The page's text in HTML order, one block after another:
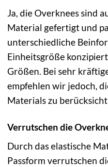
Ja, die Overknees sind
Material gefertigt und
unterschiedliche
Einheitsgröße
Größen. Bei sehr
empfehlen wir jedoch,
Materials zu
Verrutschen die
Durch das elastische
Passform verrutschen